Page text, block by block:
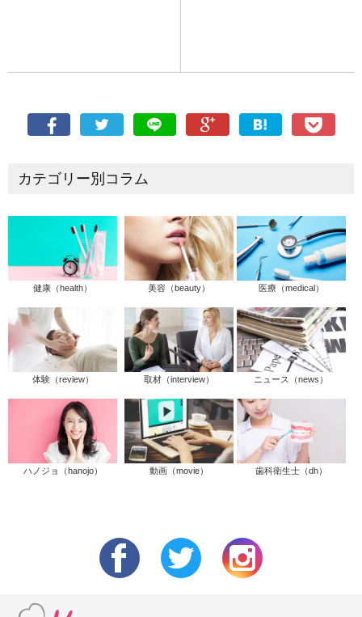
カテゴリー別コラム
健康（health） 美容（beauty） 医療（medical）
体験（review） 取材（interview） ニュース（news）
ハノジョ（hanojo） 動画（movie） 歯科衛生士（dh）